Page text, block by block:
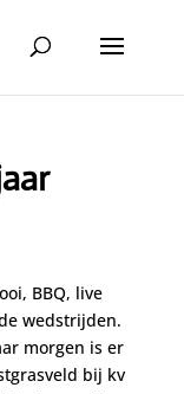
BBQ, live
wedstrijden.
morgen is er
bij kv